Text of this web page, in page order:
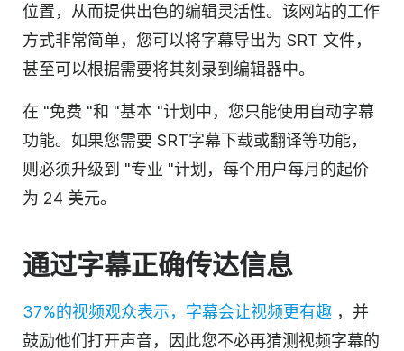
位置，从而提供出色的编辑灵活性。该网站的工作
方式非常简单，您可以将字幕导出为 SRT 文件，
甚至可以根据需要将其刻录到 编辑器中。
在 "免费 "和 "基本 "计划中，您只能使用自动字幕
功能。如果您需要 SRT字幕下载或翻译等功能，
则必须升级到 "专业 "计划，每个用户每月的起价
为 24 美元。
通过字幕正确传达信息
37%的视频观众表示，字幕会让视频更有趣 ，并
鼓励他们打开声音，因此您不必再猜测视频字幕的